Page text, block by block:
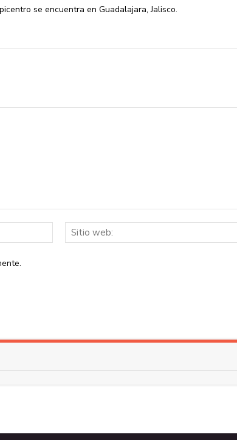
se encuentra en Guadalajara, Jalisco.
Correo
electrónico:*